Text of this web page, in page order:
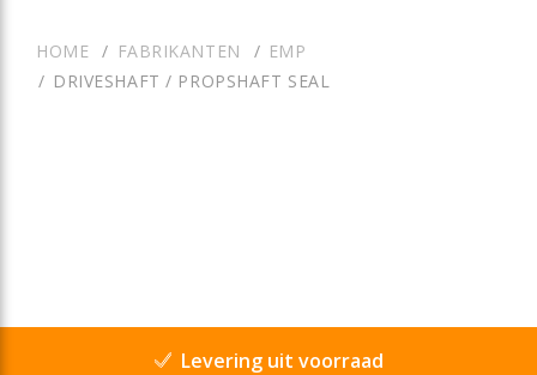
HOME FABRIKANTEN
EMP
DRIVESHAFT / PROPSHAFT SEAL
Levering uit voorraad